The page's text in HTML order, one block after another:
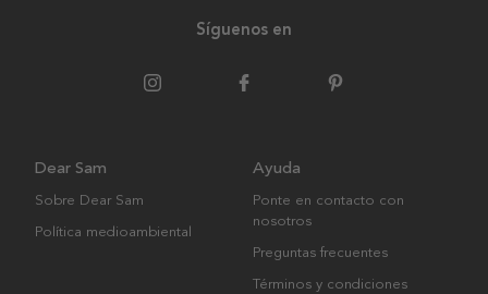
Síguenos en
Dear Sam
Sobre Dear Sam
Política medioambiental
Ayuda
Ponte en contacto con
nosotros
Preguntas frecuentes
Términos y condiciones